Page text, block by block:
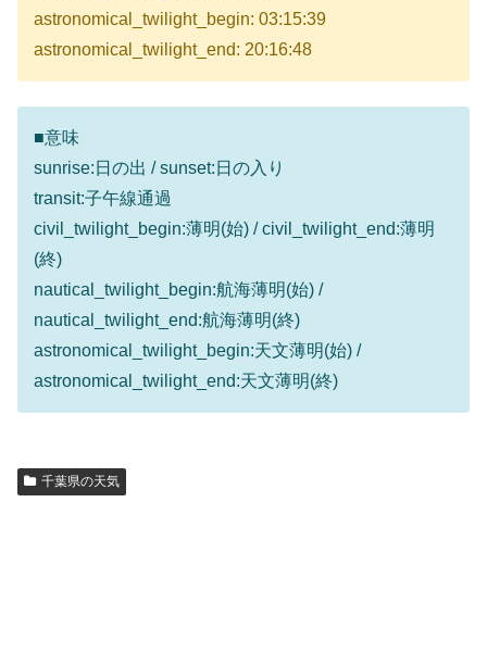
astronomical_twilight_begin: 03:15:39
astronomical_twilight_end: 20:16:48
■意味
sunrise:日の出 / sunset:日の入り
transit:子午線通過
civil_twilight_begin:薄明(始) / civil_twilight_end:薄明
(終)
nautical_twilight_begin:航海薄明(始) /
nautical_twilight_end:航海薄明(終)
astronomical_twilight_begin:天文薄明(始) /
astronomical_twilight_end:天文薄明(終)
千葉県の天気